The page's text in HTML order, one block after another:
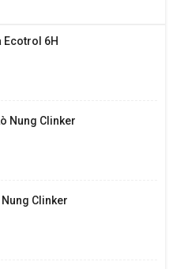
Ecotrol 6H
Nung Clinker
Nung Clinker